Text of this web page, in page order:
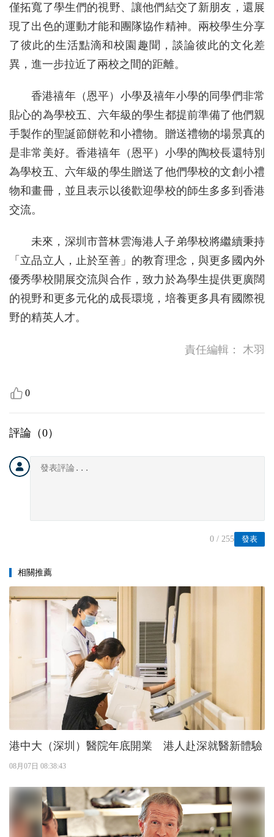
僅拓寬了學生們的視野、讓他們結交了新朋友，還展
現了出色的運動才能和團隊協作精神。兩校學生分享
了彼此的生活點滴和校園趣聞，談論彼此的文化差
異，進一步拉近了兩校之間的距離。
香港禧年（恩平）小學及禧年小學的同學們非常
貼心的為學校五、六年級的學生都提前準備了他們親
手製作的聖誕節餅乾和小禮物。贈送禮物的場景真的
是非常美好。香港禧年（恩平）小學的陶校長還特別
為學校五、六年級的學生贈送了他們學校的文創小禮
物和畫冊，並且表示以後歡迎學校的師生多多到香港
交流。
未來，深圳市普林雲海港人子弟學校將繼續秉持
「立品立人，止於至善」的教育理念，與更多國內外
優秀學校開展交流與合作，致力於為學生提供更廣闊
的視野和更多元化的成長環境，培養更多具有國際視
野的精英人才。
責任編輯： 木羽
0
評論（0）
發表
0 / 255
相關推薦
港中大（深圳）醫院年底開業 港人赴深就醫新體驗
08月07日 08:38:43